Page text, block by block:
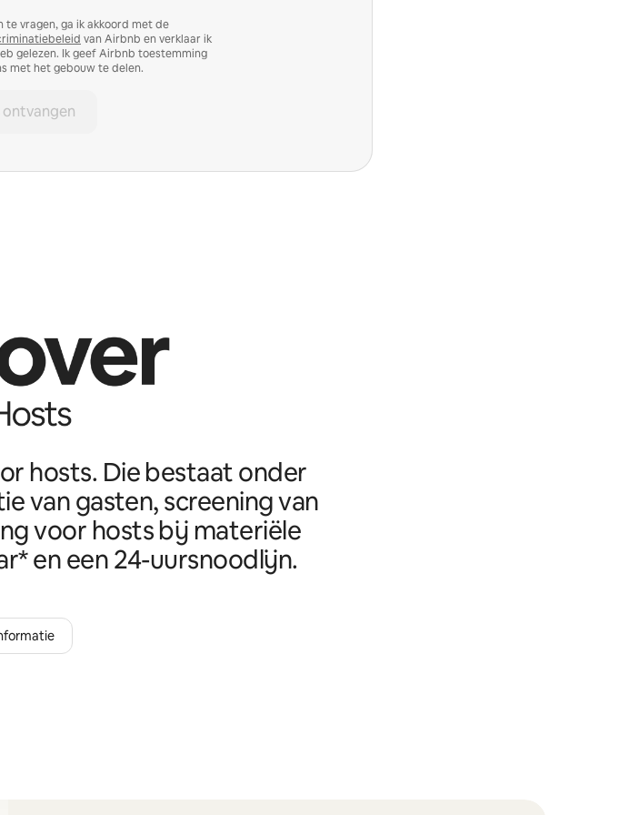
te vragen, ga ik akkoord met de
van Airbnb en verklaar ik
gelezen. Ik geef Airbnb toestemming
met het gebouw te delen.
ontvangen
hosts. Die bestaat onder
van gasten, screening van
voor hosts bij materiële
en een 24-uursnoodlijn.